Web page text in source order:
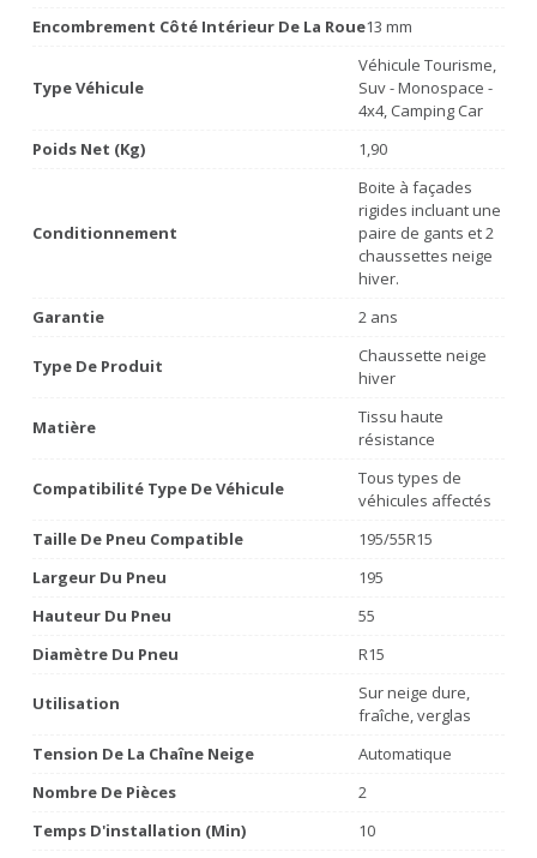
Encombrement Côté Intérieur De La Roue13 mm
Type Véhicule
Véhicule Tourisme,
Suv - Monospace -
4x4, Camping Car
Poids Net (Kg)
1,90
Conditionnement
Boite à façades
rigides incluant une
paire de gants et 2
chaussettes neige
hiver.
Garantie
2 ans
Type De Produit
Chaussette neige
hiver
Matière
Tissu haute
résistance
Compatibilité Type De Véhicule
Tous types de
véhicules affectés
Taille De Pneu Compatible
195/55R15
Largeur Du Pneu
195
Hauteur Du Pneu
55
Diamètre Du Pneu
R15
Utilisation
Sur neige dure,
fraîche, verglas
Tension De La Chaîne Neige
Automatique
Nombre De Pièces
2
Temps D'installation (min)
10